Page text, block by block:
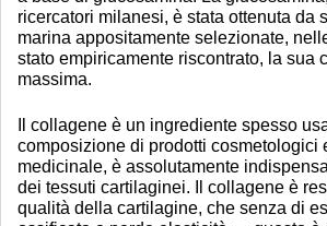
ricercatori milanesi, è stata ottenuta da
marina appositamente selezionate,
stato empiricamente riscontrato, la sua
massima.
Il collagene è un ingrediente spesso
composizione di prodotti cosmetologici
medicinale, è assolutamente
dei tessuti cartilaginei. Il collagene è
qualità della cartilagine, che senza di